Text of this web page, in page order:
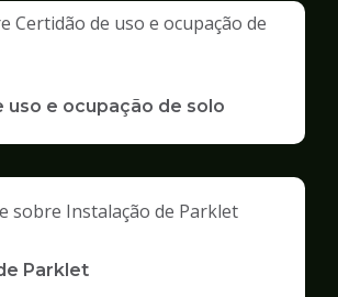
uso e ocupação de solo
Parklet